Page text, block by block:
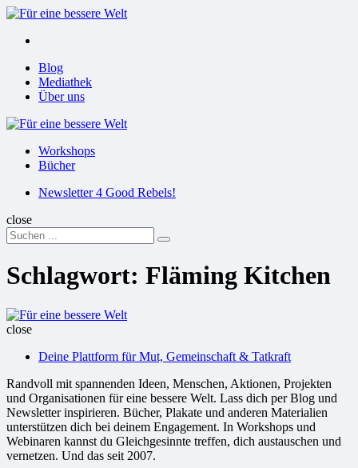
Menu
Menu
Blog
Mediathek
Über uns
Für
Workshops
Bücher
SuchenNewsletter 4 Good Rebels!
close
Search
for:
Suchen
Schlagwort: Fläming Kitchen
Für
Welt
close
Deine Plattform für Mut, Gemeinschaft & Tatkraft
Randvoll mit spannenden Ideen, Menschen, Aktionen, Projekten
und Organisationen für eine bessere Welt. Lass dich per Blog und
Newsletter inspirieren. Bücher, Plakate und anderen Materialien
unterstützen dich bei deinem Engagement. In Workshops und
Webinaren kannst du Gleichgesinnte treffen, dich austauschen und
vernetzen. Und das seit 2007.